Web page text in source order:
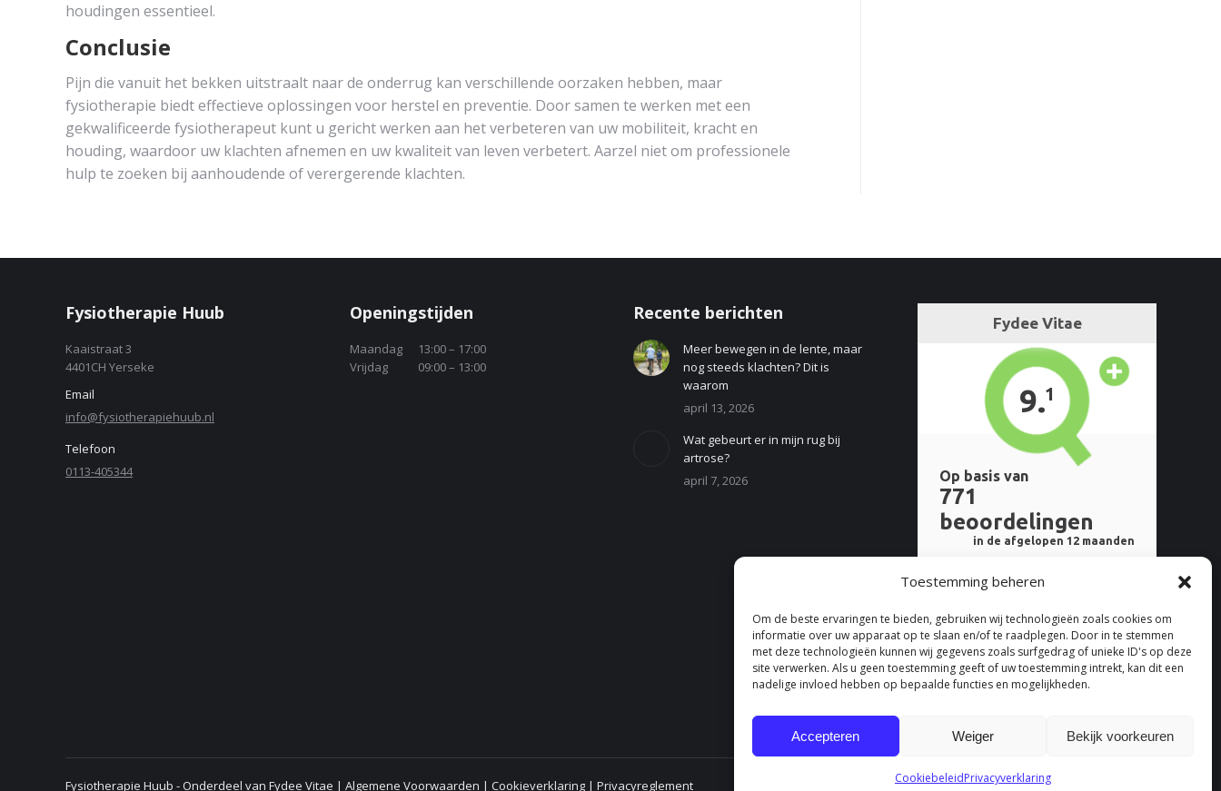
Toestemming beheren
Om de beste ervaringen te bieden, gebruiken wij technologieën zoals cookies om
informatie over uw apparaat op te slaan en/of te raadplegen. Door in te stemmen
met deze technologieën kunnen wij gegevens zoals surfgedrag of unieke ID's op deze
site verwerken. Als u geen toestemming geeft of uw toestemming intrekt, kan dit een
nadelige invloed hebben op bepaalde functies en mogelijkheden.
Accepteren Weiger Bekijk voorkeuren
CookiebeleidPrivacyverklaring
houdingen essentieel.
Conclusie
Pijn die vanuit het bekken uitstraalt naar de onderrug kan verschillende oorzaken hebben, maar
fysiotherapie biedt effectieve oplossingen voor herstel en preventie. Door samen te werken met een
gekwalificeerde fysiotherapeut kunt u gericht werken aan het verbeteren van uw mobiliteit, kracht en
houding, waardoor uw klachten afnemen en uw kwaliteit van leven verbetert. Aarzel niet om professionele
hulp te zoeken bij aanhoudende of verergerende klachten.
Fysiotherapie Huub
Kaaistraat 3
4401CH Yerseke
Email
info@fysiotherapiehuub.nl
Telefoon
0113-405344
Openingstijden
Maandag
13:00 – 17:00
Vrijdag
09:00 – 13:00
Recente berichten
Meer bewegen in de lente, maar
nog steeds klachten? Dit is
waarom
april 13, 2026
Wat gebeurt er in mijn rug bij
artrose?
april 7, 2026
Fysiotherapie Huub - Onderdeel van Fydee Vitae | Algemene Voorwaarden | Cookieverklaring | Privacyreglement